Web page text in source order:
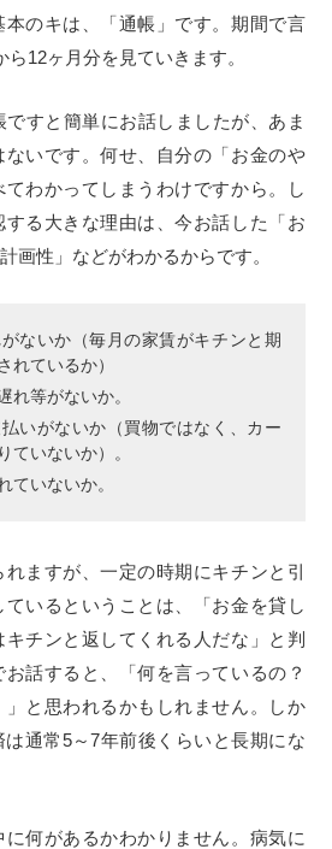
本のキは、「通帳」です。期間で言
12ヶ月分を見ていきます。
ですと簡単にお話しましたが、あま
ないです。何せ、自分の「お金のや
てわかってしまうわけですから。し
る大きな理由は、今お話した「お
画性」などがわかるからです。
ないか（毎月の家賃がキチンと期
れているか）
れ等がないか。
いがないか（買物ではなく、カー
ていないか）。
ていないか。
ますが、一定の時期にキチンと引
いるということは、「お金を貸し
チンと返してくれる人だな」と判
話すると、「何を言っているの？
と思われるかもしれません。しか
通常5～7年前後くらいと長期にな
何があるかわかりません。病気に